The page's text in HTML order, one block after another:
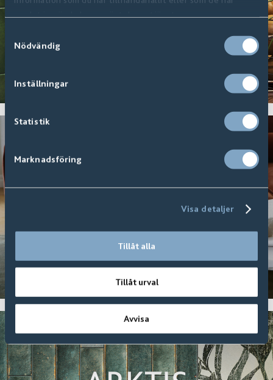
samlat in när du har använt deras tjänster.
Nödvändig
Inställningar
Statistik
Marknadsföring
Visa detaljer
Tillåt alla
Tillåt urval
Avvisa